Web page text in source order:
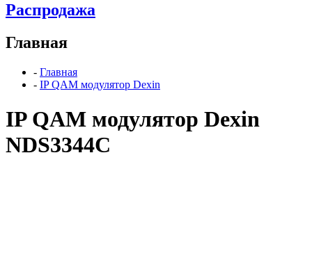
Распродажа
Главная
- Главная
- IP QAM модулятор Dexin
IP QAM модулятор Dexin
NDS3344C